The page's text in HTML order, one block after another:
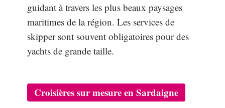
guidant à travers les plus beaux paysages
maritimes de la région. Les services de
skipper sont souvent obligatoires pour des
yachts de grande taille.
Croisières sur mesure en Sardaigne